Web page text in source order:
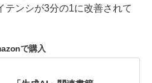
テンシが3分の1に改善されて
で購入